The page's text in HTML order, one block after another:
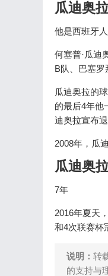
瓜迪奥
他是西班牙人
何塞普·瓜迪
B队、巴塞罗
瓜迪奥拉的
的最后4年他
迪奥拉宣布退
2008年，瓜
瓜迪奥
7年
2016年夏天
和4次联赛杯
说明： 转
的支持与